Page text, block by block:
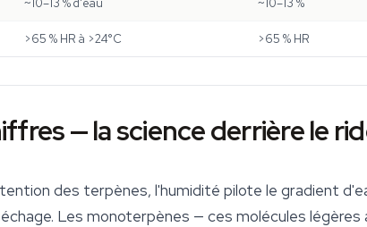
~10–13 % d'eau ~10–13 %
>65 % HR à >24°C >65 % HR
— la science derrière le
des terpènes, l'humidité pilote le gradient
Les monoterpènes — ces molécules